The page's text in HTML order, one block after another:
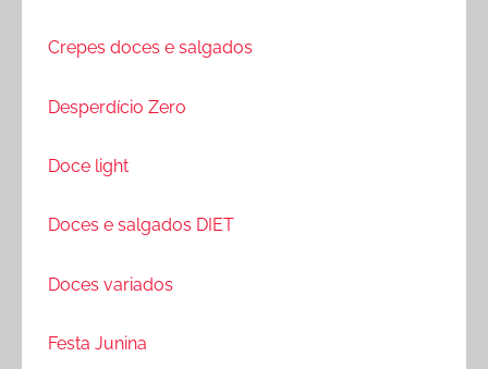
Crepes doces e salgados
Desperdício Zero
Doce light
Doces e salgados DIET
Doces variados
Festa Junina